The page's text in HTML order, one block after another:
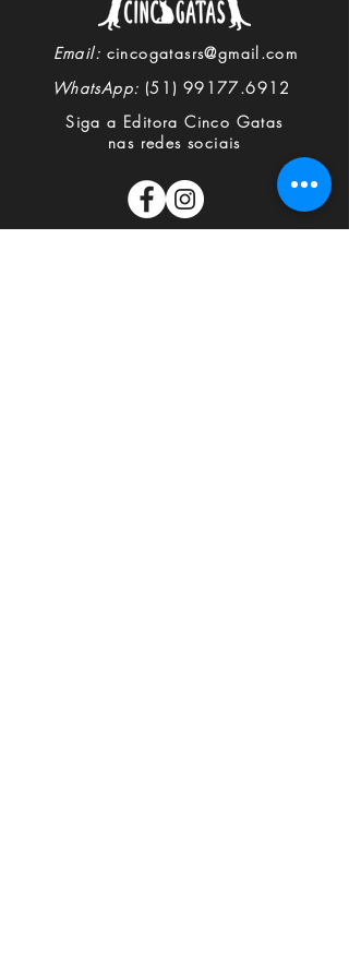
Email: cincogatasrs@gmail.com
WhatsApp: (51) 99177.6912
Siga a Editora Cinco Gatas
nas redes sociais